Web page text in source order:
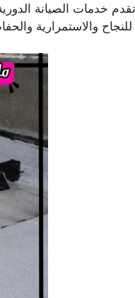
خدمات الصيانة
للنجاح والاستمرارية